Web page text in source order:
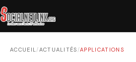
ACCUEIL/ACTUALITÉS /APPLICATIONS